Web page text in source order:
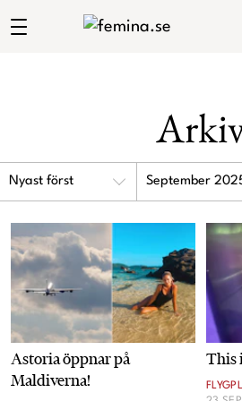
Krönikor
Livsstil
Intervjuer
Angelica Hedlunds blogg
Hem
Kategorier
September
Astoria öppnar på
Maldiverna!
This